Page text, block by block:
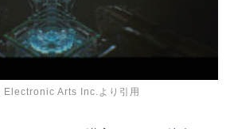
Arts Inc.より引用